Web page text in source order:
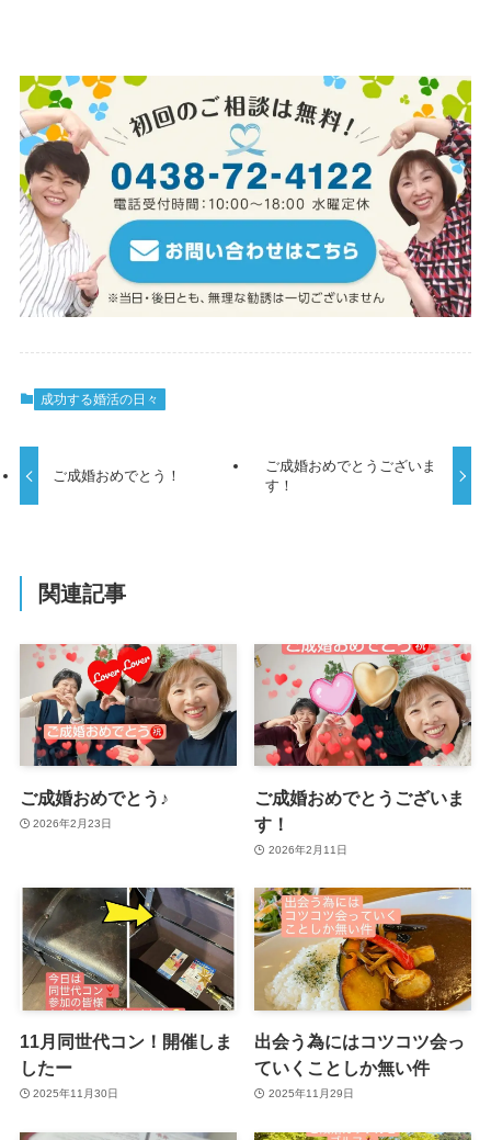
成功する婚活の日々
ご成婚おめでとう！
ご成婚おめでとうございま
す！
関連記事
ご成婚おめでとう♪
2026年2月23日
ご成婚おめでとうございま
す！
2026年2月11日
11月同世代コン！開催しま
したー
2025年11月30日
出会う為にはコツコツ会っ
ていくことしか無い件
2025年11月29日